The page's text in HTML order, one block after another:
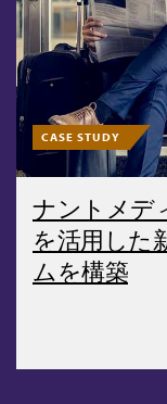
CASE STUDY
ナントメデ
を活用した
ムを構築